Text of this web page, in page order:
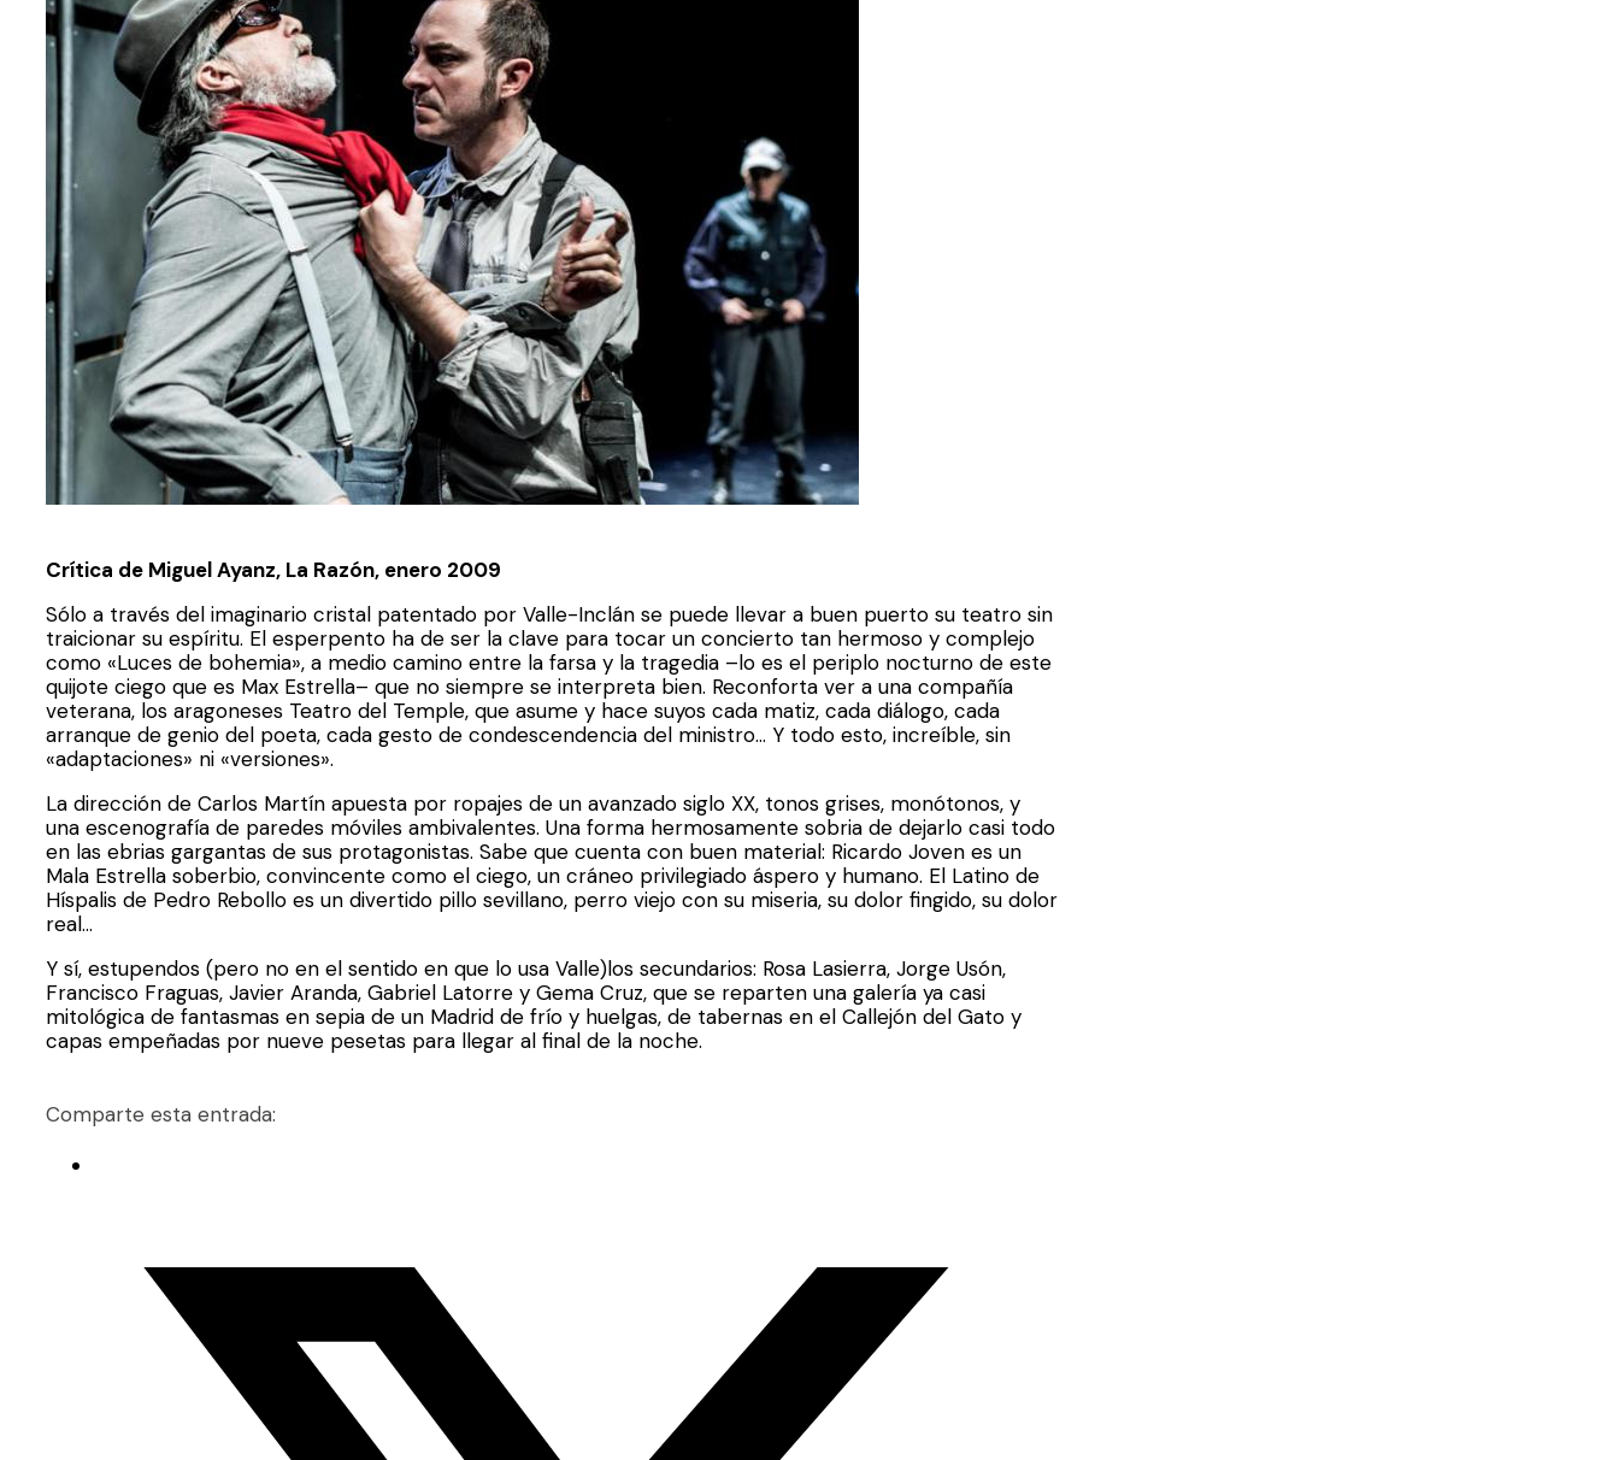
Crítica de Miguel Ayanz, La Razón, enero 2009
Sólo a través del imaginario cristal patentado por Valle-Inclán se puede llevar a buen puerto su teatro sin
traicionar su espíritu. El esperpento ha de ser la clave para tocar un concierto tan hermoso y complejo
como «Luces de bohemia», a medio camino entre la farsa y la tragedia –lo es el periplo nocturno de este
quijote ciego que es Max Estrella– que no siempre se interpreta bien. Reconforta ver a una compañía
veterana, los aragoneses Teatro del Temple, que asume y hace suyos cada matiz, cada diálogo, cada
arranque de genio del poeta, cada gesto de condescendencia del ministro… Y todo esto, increíble, sin
«adaptaciones» ni «versiones».
La dirección de Carlos Martín apuesta por ropajes de un avanzado siglo XX, tonos grises, monótonos, y
una escenografía de paredes móviles ambivalentes. Una forma hermosamente sobria de dejarlo casi todo
en las ebrias gargantas de sus protagonistas. Sabe que cuenta con buen material: Ricardo Joven es un
Mala Estrella soberbio, convincente como el ciego, un cráneo privilegiado áspero y humano. El Latino de
Híspalis de Pedro Rebollo es un divertido pillo sevillano, perro viejo con su miseria, su dolor fingido, su dolor
real…
Y sí, estupendos (pero no en el sentido en que lo usa Valle)los secundarios: Rosa Lasierra, Jorge Usón,
Francisco Fraguas, Javier Aranda, Gabriel Latorre y Gema Cruz, que se reparten una galería ya casi
mitológica de fantasmas en sepia de un Madrid de frío y huelgas, de tabernas en el Callejón del Gato y
capas empeñadas por nueve pesetas para llegar al final de la noche.
Comparte esta entrada: